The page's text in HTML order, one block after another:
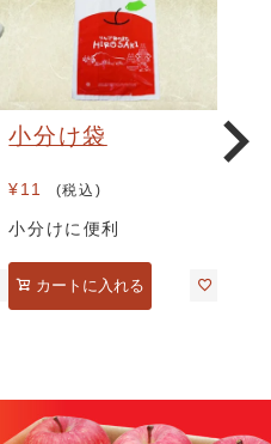
小分け袋
¥11 税込
小分けに便利
カートに入れる